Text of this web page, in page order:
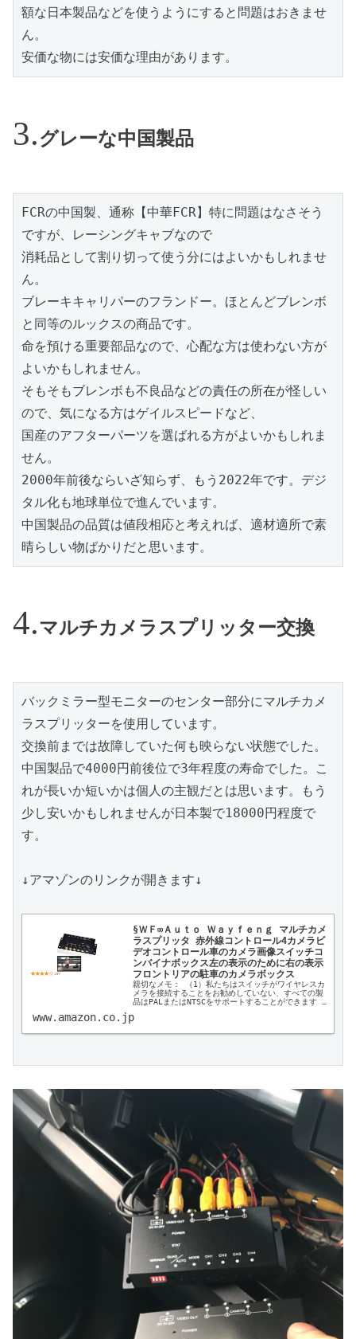
額な日本製品などを使うようにすると問題はおきませ
ん。
安価な物には安価な理由があります。
グレーな中国製品
FCRの中国製、通称【中華FCR】特に問題はなさそう
ですが、レーシングキャブなので
消耗品として割り切って使う分にはよいかもしれませ
ん。
ブレーキキャリパーのフランドー。ほとんどブレンボ
と同等のルックスの商品です。
命を預ける重要部品なので、心配な方は使わない方が
よいかもしれません。
そもそもブレンボも不良品などの責任の所在が怪しい
ので、気になる方はゲイルスピードなど、
国産のアフターパーツを選ばれる方がよいかもしれま
せん。
2000年前後ならいざ知らず、もう2022年です。デジ
タル化も地球単位で進んでいます。
中国製品の品質は値段相応と考えれば、適材適所で素
晴らしい物ばかりだと思います。
マルチカメラスプリッター交換
バックミラー型モニターのセンター部分にマルチカメ
ラスプリッターを使用しています。
交換前までは故障していた何も映らない状態でした。
中国製品で4000円前後位で3年程度の寿命でした。こ
れが長いか短いかは個人の主観だとは思います。もう
少し安いかもしれませんが日本製で18000円程度で
す。
↓アマゾンのリンクが開きます↓
§ＷＦ∞Ａｕｔｏ Ｗａｙｆｅｎｇ マルチカメ
ラスプリッタ 赤外線コントロール4カメラビ
デオコントロール車のカメラ画像スイッチコ
ンバイナボックス左の表示のために右の表示
フロントリアの駐車のカメラボックス
親切なメモ： （1）私たちはスイッチがワイヤレスカ
メラを接続することをお勧めしていない、すべての製
品はPALまたはNTSCをサポートすることができます
接続する良質のカメラを選択してく...
www.amazon.co.jp